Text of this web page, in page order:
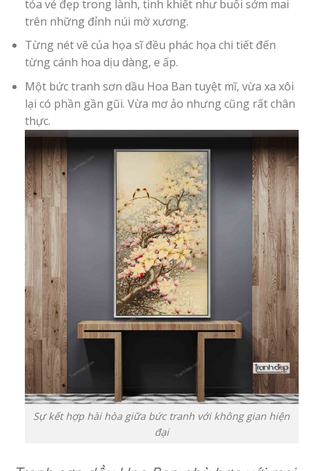
tỏa vẻ đẹp trong lành, tinh khiết như buổi sớm mai
trên những đỉnh núi mờ xương.
Từng nét vẽ của họa sĩ đều phác họa chi tiết đến
từng cánh hoa dịu dàng, e ấp.
Một bức tranh sơn dầu Hoa Ban tuyệt mĩ, vừa xa xôi
lại có phần gần gũi. Vừa mơ ảo nhưng cũng rất chân
thực.
Sự kết hợp hài hòa giữa bức tranh với không gian hiện
đại